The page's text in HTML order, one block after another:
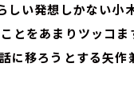
しい発想しかない小
とをあまりツッコま
に移ろうとする矢作